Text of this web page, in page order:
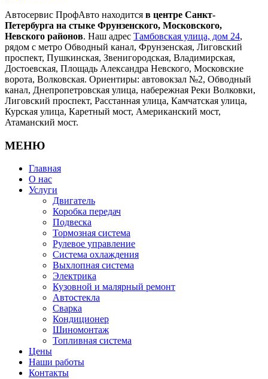
Автосервис ПрофАвто находится в центре Санкт-
Петербурга на стыке Фрунзенского, Московского,
Невского районов. Наш адрес Тамбовская улица, дом 24,
рядом с метро Обводный канал, Фрунзенская, Лиговский
проспект, Пушкинская, Звенигородская, Владимирская,
Достоевская, Площадь Александра Невского, Московские
ворота, Волковская. Ориентиры: автовокзал №2, Обводный
канал, Днепропетровская улица, набережная Реки Волковки,
Лиговский проспект, Расстанная улица, Камчатская улица,
Курская улица, Каретный мост, Американский мост,
Атаманский мост.
МЕНЮ
Главная
О нас
Услуги
Двигатель
Коробка передач
Подвеска
Тормозная система
Рулевое управление
Система охлаждения
Выхлопная система
Электрика
Кузовной и малярный ремонт
Автостекла
Сварка
Кондиционер
Шиномонтаж
Топливная система
Цены
Наши работы
Контакты